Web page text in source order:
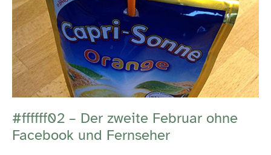
Der
zweite
Februar
ohne
Facebook
Fernseher
#ffffff02 – Der zweite Februar ohne
Facebook und Fernseher